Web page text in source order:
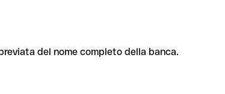
del nome completo della banca.